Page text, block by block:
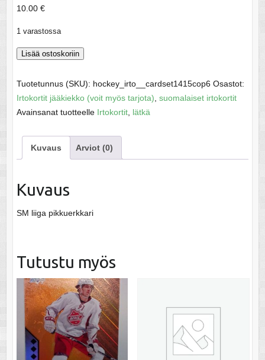
10.00 €
1 varastossa
Kapanen,
-
SM-
liiga
Lisää ostoskoriin
Tuotetunnus (SKU): hockey_irto__cardset1415cop6 Osastot:
Irtokortit jääkiekko (voit myös tarjota) suomalaiset irtokortit
Avainsanat tuotteelle Irtokortit, lätkä
Kuvaus Arviot (0)
Kuvaus
SM liiga pikkuerkkari
Tutustu myös